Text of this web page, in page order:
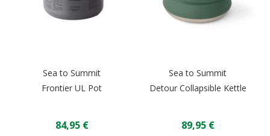
Sea to Summit
Frontier UL Pot
84,95 €
Sea to Summit
Detour Collapsible Kettle
89,95 €